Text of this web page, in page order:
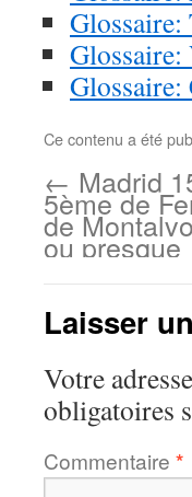
Glossaire:
Glossaire:
Glossaire:
Ce contenu a été
← Madrid
5ème de
de
ou presque
Laisser
Votre
obligatoires
Commentaire *